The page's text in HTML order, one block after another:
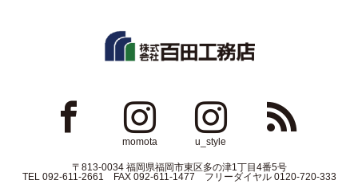
Instagram
momota
Instagram
u_style
RSS
〒813-0034 福岡県福岡市東区多の津1丁目4番5号
TEL 092-611-2661 FAX 092-611-1477 フリーダイヤル 0120-720-333